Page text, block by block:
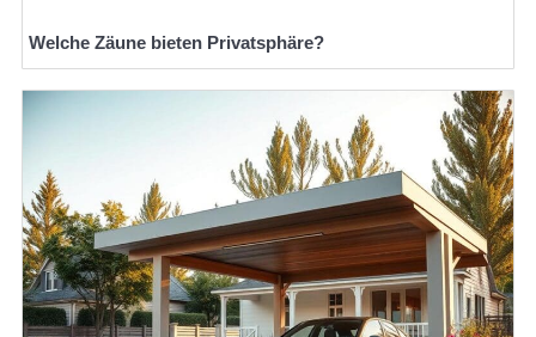
Welche Zäune bieten Privatsphäre?